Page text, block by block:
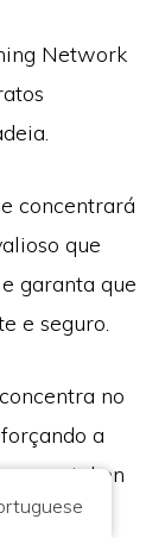
Network
concentrará
que
garanta que
e seguro.
no
a
seu token
Londres, Reino
de investimento. O
de Conduta
sob o Esquema de
O imposto sobre
vendas em moeda
CONTATE-NOS